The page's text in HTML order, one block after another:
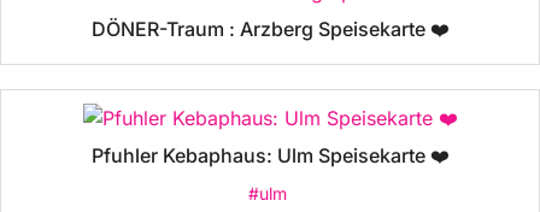
DÖNER-Traum : Arzberg Speisekarte ❤️
Pfuhler Kebaphaus: Ulm Speisekarte ❤️
#ulm